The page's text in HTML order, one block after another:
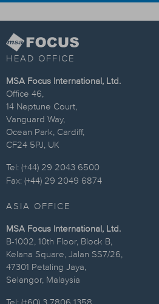
HEAD OFFICE
MSA Focus International, Ltd.
Office 46,
14 Neptune Court,
Vanguard Way,
Ocean Park, Cardiff,
CF24 5PJ, UK
Tel: (+44) 29 2043 6500
Fax: (+44) 29 2049 6874
ASIA OFFICE
MSA Focus International, Ltd.
B-1002, 10th Floor, Block B,
Kelana Square, Jalan SS7/26,
47301 Petaling Jaya,
Selangor, Malaysia